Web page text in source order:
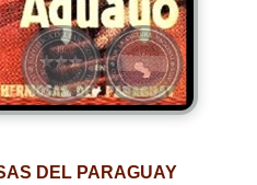
DEL PARAGUAY